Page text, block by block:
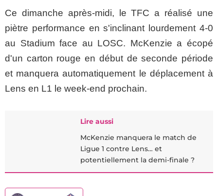
Ce dimanche après-midi, le TFC a réalisé une
piètre performance en s'inclinant lourdement 4-0
au Stadium face au LOSC. McKenzie a écopé
d'un carton rouge en début de seconde période
et manquera automatiquement le déplacement à
Lens en L1 le week-end prochain.
Lire aussi
McKenzie manquera le match de
Ligue 1 contre Lens… et
potentiellement la demi-finale ?